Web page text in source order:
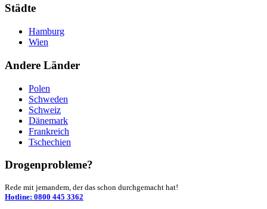
Städte
Hamburg
Wien
Andere Länder
Polen
Schweden
Schweiz
Dänemark
Frankreich
Tschechien
Drogenprobleme?
Rede mit jemandem, der das schon durchgemacht hat!
Hotline: 0800 445 3362